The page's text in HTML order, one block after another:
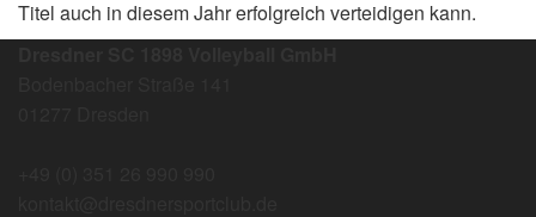
Titel auch in diesem Jahr erfolgreich verteidigen kann.